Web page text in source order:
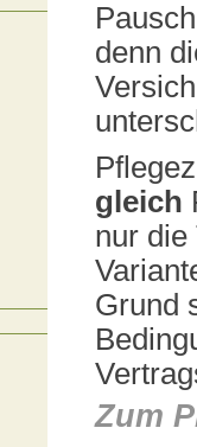
denn
gleich
nur die
Grund
Zum